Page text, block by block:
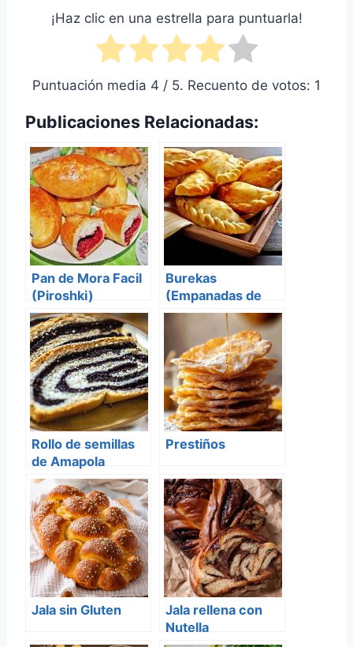
¡Haz clic en una estrella para puntuarla!
Puntuación media 4 / 5. Recuento de votos: 1
Publicaciones Relacionadas:
Pan de Mora Facil
(Piroshki)
Burekas
(Empanadas de
Berenjenas y
Rollo de semillas
de Amapola
(Makowiec)
Prestiños
Jala sin Gluten
Jala rellena con
Nutella